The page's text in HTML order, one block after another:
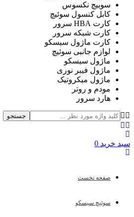
سوییچ نکسوس
کابل کنسول سوئیچ
کارت HBA سرور
کارت شبکه سرور
کارت ماژول سیسکو
لوازم جانبی سوئیچ
ماژول سیسکو
ماژول فیبر نوری
ماژول میکروتیک
مودم و روتر
هارد سرور
جستجو
سبد خرید 0
صفحه نخست
سوئیچ سیسکو